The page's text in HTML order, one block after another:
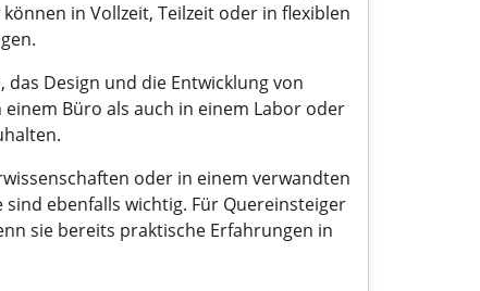
in Vollzeit, Teilzeit oder in flexiblen
Design und die Entwicklung von
Büro als auch in einem Labor oder
oder in einem verwandten
ebenfalls wichtig. Für Quereinsteiger
sie bereits praktische Erfahrungen in